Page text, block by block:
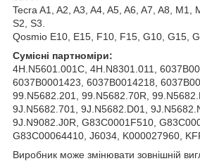
Tecra A1, A2, A3, A4, A5, A6, A7, A8, M1,
S2, S3.
Qosmio E10, E15, F10, F15, G10, G15,
Сумісні партноміри:
4H.N5601.001C, 4H.N8301.011,
6037B0001423, 6037B0014218,
99.N5682.201, 99.N5682.70R,
9J.N5682.701, 9J.N5682.D01,
9J.N9082.J0R, G83C0001F510,
G83C00064410, J6034, K000027960,
Виробник може змінювати зовнішній